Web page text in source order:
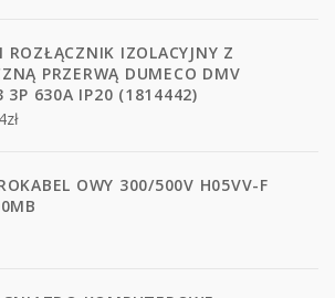
ROZŁĄCZNIK IZOLACYJNY Z
PRZERWĄ DUMECO DMV
3P 630A IP20 (1814442)
zł
OWY 300/500V H05VV-F